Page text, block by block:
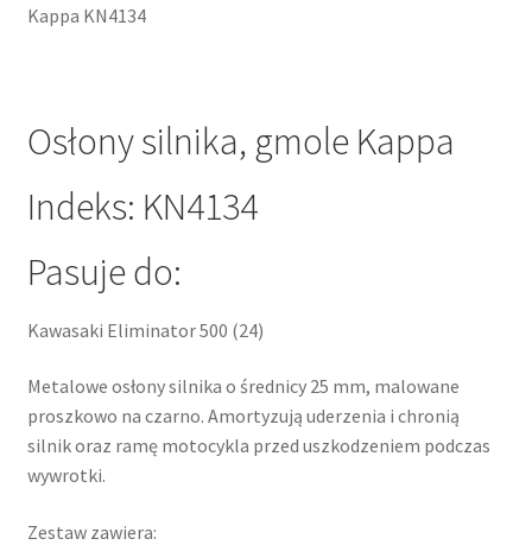
Kappa KN4134
Osłony silnika, gmole Kappa
Indeks: KN4134
Pasuje do:
Kawasaki Eliminator 500 (24)
Metalowe osłony silnika o średnicy 25 mm, malowane
proszkowo na czarno. Amortyzują uderzenia i chronią
silnik oraz ramę motocykla przed uszkodzeniem podczas
wywrotki.
Zestaw zawiera: